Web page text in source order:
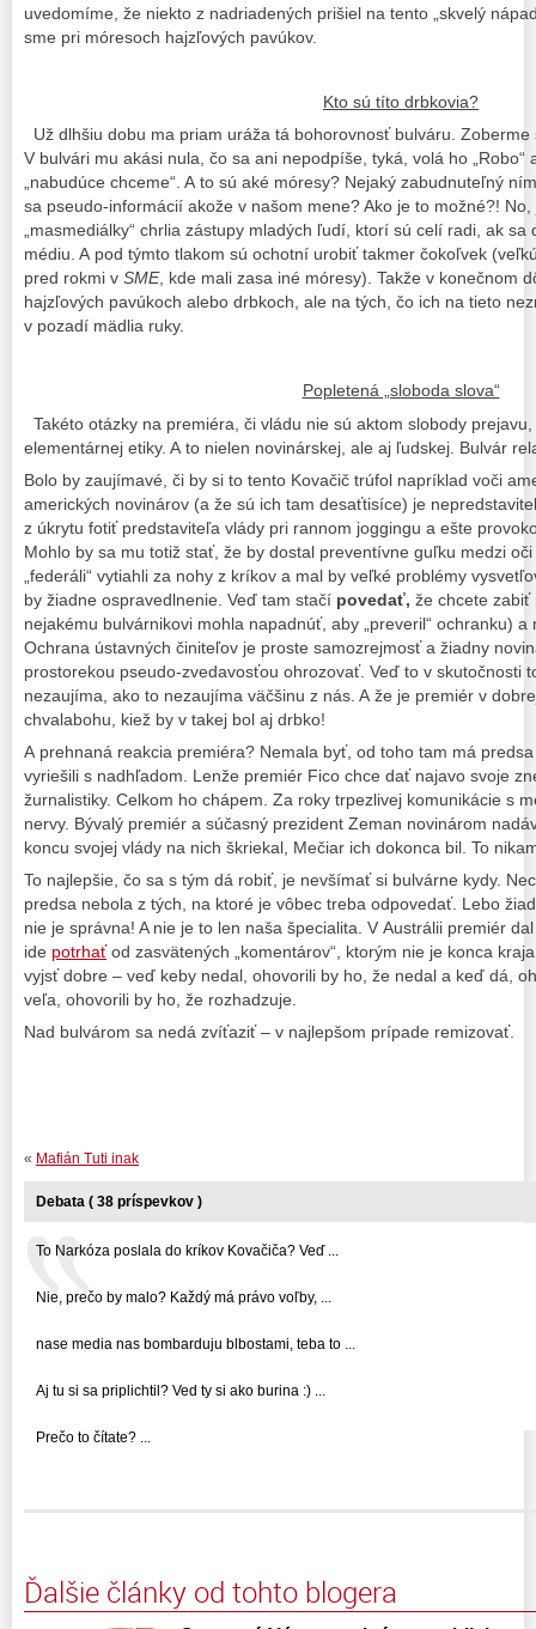
uvedomíme, že niekto z nadriadených prišiel na tento „skvelý
sme pri móresoch hajzľových pavúkov.
Kto sú títo drbkovia?
Už dlhšiu dobu ma priam uráža tá bohorovnosť bulváru.
V bulvári mu akási nula, čo sa ani nepodpíše, tyká, volá ho „Robo“
„nabudúce chceme“. A to sú aké móresy? Nejaký zabudnuteľný
sa pseudo-informácií akože v našom mene? Ako je to možné?!
„masmediálky“ chrlia zástupy mladých ľudí, ktorí sú celí radi, ak
médiu. A pod týmto tlakom sú ochotní urobiť takmer čokoľvek
pred rokmi v SME, kde mali zasa iné móresy). Takže v konečnom
hajzľových pavúkoch alebo drbkoch, ale na tých, čo ich na tieto
v pozadí mädlia ruky.
Popletená „sloboda slova“
Takéto otázky na premiéra, či vládu nie sú aktom slobody
elementárnej etiky. A to nielen novinárskej, ale aj ľudskej. Bulvár
Bolo by zaujímavé, či by si to tento Kovačič trúfol napríklad voči
amerických novinárov (a že sú ich tam desaťtisíce) je
z úkrytu fotiť predstaviteľa vlády pri rannom joggingu a ešte
Mohlo by sa mu totiž stať, že by dostal preventívne guľku medzi
„federáli“ vytiahli za nohy z kríkov a mal by veľké problémy
by žiadne ospravedlnenie. Veď tam stačí povedať, že chcete zabiť
nejakému bulvárnikovi mohla napadnúť, aby „preveril“ ochranku)
Ochrana ústavných činiteľov je proste samozrejmosť a žiadny
prostorekou pseudo-zvedavosťou ohrozovať. Veď to v skutočnosti
nezaujíma, ako to nezaujíma väčšinu z nás. A že je premiér v
chvalabohu, kiež by v takej bol aj drbko!
A prehnaná reakcia premiéra? Nemala byť, od toho tam má
vyriešili s nadhľadom. Lenže premiér Fico chce dať najavo svoje
žurnalistiky. Celkom ho chápem. Za roky trpezlivej komunikácie s
nervy. Bývalý premiér a súčasný prezident Zeman novinárom
koncu svojej vlády na nich škriekal, Mečiar ich dokonca bil. To
To najlepšie, čo sa s tým dá robiť, je nevšímať si bulvárne kydy.
predsa nebola z tých, na ktoré je vôbec treba odpovedať. Lebo
nie je správna! A nie je to len naša špecialita. V Austrálii premiér
ide potrhaťod zasvätených „komentárov“, ktorým nie je konca
vyjsť dobre – veď keby nedal, ohovorili by ho, že nedal a keď dá,
veľa, ohovorili by ho, že rozhadzuje.
Nad bulvárom sa nedá zvíťaziť – v najlepšom prípade remizovať.
« Mafián Tuti inak
Debata ( 38 príspevkov )
To Narkóza poslala do kríkov Kovačiča? Veď ...
Nie, prečo by malo? Každý má právo voľby, ...
nase media nas bombarduju blbostami, teba to ...
Aj tu si sa priplichtil? Ved ty si ako burina :) ...
Prečo to čítate? ...
Ďalšie články od tohto blogera